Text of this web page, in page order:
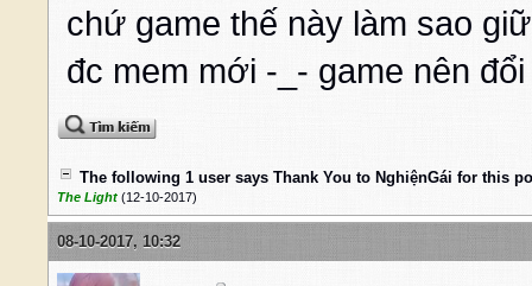
chứ game thế này làm sao
đc mem mới -_- game nên
The following 1 user says Thank You to NghiệnGái for this
The Light (12-10-2017)
08-10-2017, 10:32